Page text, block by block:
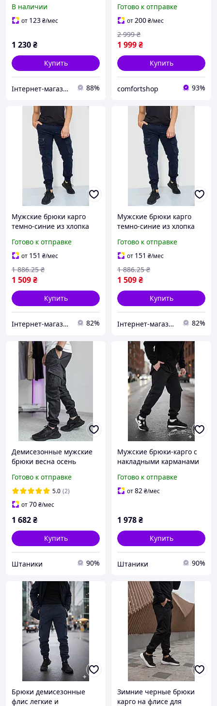
прямая штанина бренд
FS стильный и удобный
В наличии
от 123₴/мес
1 230₴
Купить
Інтернет-магазин Min Price 88%
удобные штаны-карго
под пояс для парней
Готово к отправке
от200₴/мес
1 999₴
2 999 ₴
Купить
comfortshop 93%
Мужские брюки карго
темно-синие из хлопка
карманами для активного
отдыха
Готово к отправке
от 151 ₴/мес
1 509₴
1 886.25 ₴
Купить
Інтернет-магазин Already Better 82%
Мужские брюки карго
темно-синие из хлопка
карманами для активного
отдыха 30, 30, 30
Готово к отправке
от 151 ₴/мес
1 509₴
1 886.25 ₴
Купить
Інтернет-магазин Already Better 82%
Демисезонные мужские
брюки весна осень
множеством карманов
для туризма Intruder
Готово к отправке
5.0 (2)
от70₴/мес
1 682₴
Купить
Штаники 90%
Мужские брюки-карго с
накладными карманами
флисе комфортные на
каждый день
Готово к отправке
от82₴/мес
1 978₴
Купить
Штаники 90%
Брюки демисезонные
флис легкие и
Зимние черные брюки
карго на флисе для